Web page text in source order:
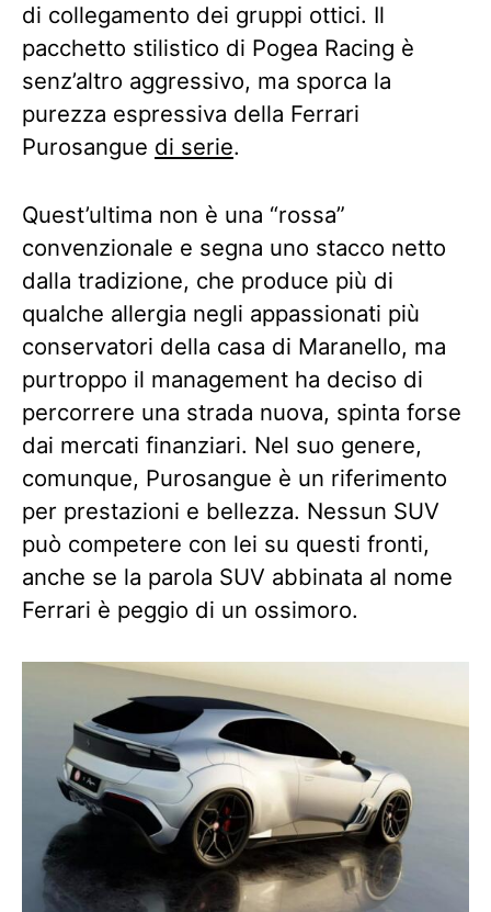
di collegamento dei gruppi ottici. Il
pacchetto stilistico di Pogea Racing è
senz’altro aggressivo, ma sporca la
purezza espressiva della Ferrari
Purosangue di serie.
Quest’ultima non è una “rossa”
convenzionale e segna uno stacco netto
dalla tradizione, che produce più di
qualche allergia negli appassionati più
conservatori della casa di Maranello, ma
purtroppo il management ha deciso di
percorrere una strada nuova, spinta forse
dai mercati finanziari. Nel suo genere,
comunque, Purosangue è un riferimento
per prestazioni e bellezza. Nessun SUV
può competere con lei su questi fronti,
anche se la parola SUV abbinata al nome
Ferrari è peggio di un ossimoro.